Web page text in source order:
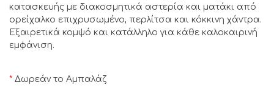
κατασκευής με διακοσμητικά αστερία και ματάκι από
ορείχαλκο επιχρυσωμένο, περλίτσα και κόκκινη χάντρα.
Εξαιρετικά κομψό και κατάλληλο για κάθε καλοκαιρινή
εμφάνιση.
* Δωρεάν το Αμπαλάζ